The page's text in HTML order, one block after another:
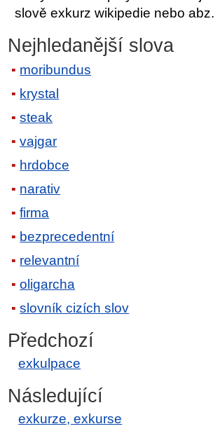
slově exkurz wikipedie nebo abz.
Nejhledanější slova
moribundus
krystal
steak
vajgar
hrdobce
narativ
firma
bezprecedentní
relevantní
oligarcha
slovník cizích slov
Předchozí
exkulpace
Následující
exkurze, exkurse